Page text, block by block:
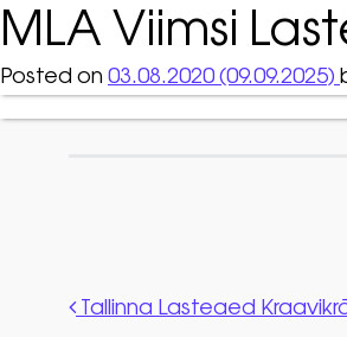
MLA Viimsi
Posted on 03.08.2020(09.09.2025)
Post
Tallinna Lasteaed